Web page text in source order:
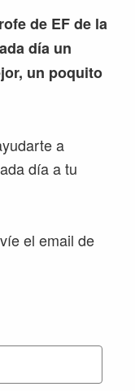
de EF de la
día un
un poquito
a
día a tu
el email de